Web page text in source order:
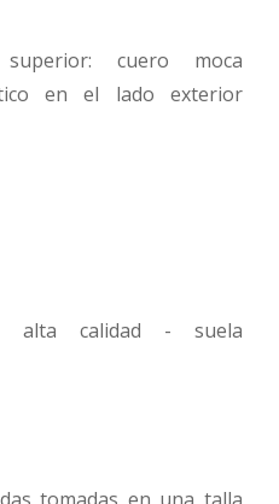
cuero moca
en el lado exterior
alta calidad - suela